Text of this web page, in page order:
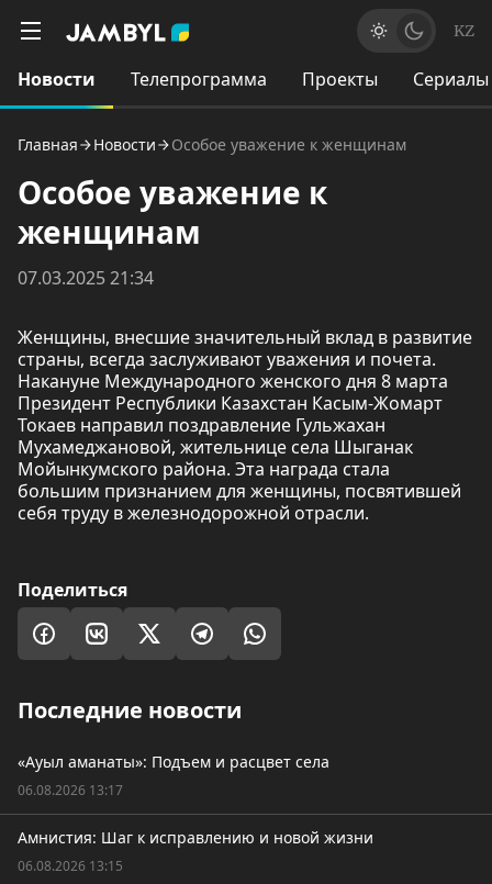
KZ
Новости Телепрограмма Проекты Сериалы
Главная Новости Особое уважение к женщинам
Особое уважение к
женщинам
07.03.2025 21:34
Женщины, внесшие значительный вклад в развитие
страны, всегда заслуживают уважения и почета.
Накануне Международного женского дня 8 марта
Президент Республики Казахстан Касым-Жомарт
Токаев направил поздравление Гульжахан
Мухамеджановой, жительнице села Шыганак
Мойынкумского района. Эта награда стала
большим признанием для женщины, посвятившей
себя труду в железнодорожной отрасли.
Поделиться
Последние новости
«Ауыл аманаты»: Подъем и расцвет села
06.08.2026 13:17
Амнистия: Шаг к исправлению и новой жизни
06.08.2026 13:15